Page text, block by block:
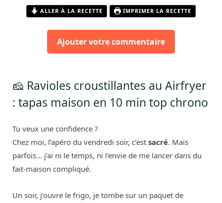
ALLER À LA RECETTE IMPRIMER LA RECETTE
Ajouter votre commentaire
🧀 Ravioles croustillantes au Airfryer
: tapas maison en 10 min top chrono
Tu veux une confidence ?
Chez moi, l’apéro du vendredi soir, c’est sacré. Mais
parfois… j’ai ni le temps, ni l’envie de me lancer dans du
fait-maison compliqué.
Un soir, j’ouvre le frigo, je tombe sur un paquet de